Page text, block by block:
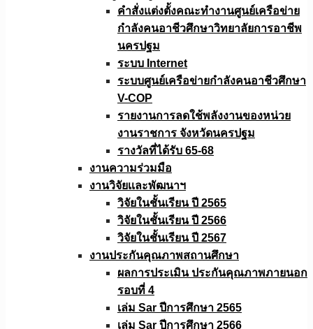
คำสั่งแต่งตั้งคณะทำงานศูนย์เครือข่าย
กำลังคนอาชีวศึกษาวิทยาลัยการอาชีพ
นครปฐม
ระบบ Internet
ระบบศูนย์เครือข่ายกำลังคนอาชีวศึกษา
V-COP
รายงานการลดใช้พลังงานของหน่วย
งานราชการ จังหวัดนครปฐม
รางวัลที่ได้รับ 65-68
งานความร่วมมือ
งานวิจัยเเละพัฒนาฯ
วิจัยในชั้นเรียน ปี 2565
วิจัยในชั้นเรียน ปี 2566
วิจัยในชั้นเรียน ปี 2567
งานประกันคุณภาพสถานศึกษา
ผลการประเมิน ประกันคุณภาพภายนอก
รอบที่ 4
เล่ม Sar ปีการศึกษา 2565
เล่ม Sar ปีการศึกษา 2566